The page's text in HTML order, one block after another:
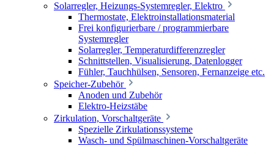
Solarregler, Heizungs-Systemregler, Elektro
Thermostate, Elektroinstallationsmaterial
Frei konfigurierbare / programmierbare
Systemregler
Solarregler, Temperaturdifferenzregler
Schnittstellen, Visualisierung, Datenlogger
Fühler, Tauchhülsen, Sensoren, Fernanzeige etc.
Speicher-Zubehör
Anoden und Zubehör
Elektro-Heizstäbe
Zirkulation, Vorschaltgeräte
Spezielle Zirkulationssysteme
Wasch- und Spülmaschinen-Vorschaltgeräte